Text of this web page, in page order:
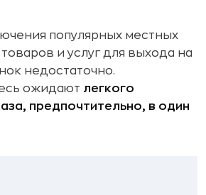
популярных местных
и услуг для выхода на
недостаточно.
ожидают легкого
предпочтительно, в один